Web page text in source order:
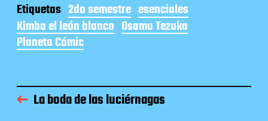
Etiquetas 2do semestre esenciales
Kimba el león blanco Osamu Tezuka
Planeta Cómic
La boda de las luciérnagas